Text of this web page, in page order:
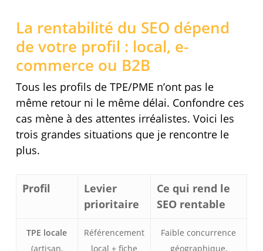
La rentabilité du SEO dépend
de votre profil : local, e-
commerce ou B2B
Tous les profils de TPE/PME n’ont pas le
même retour ni le même délai. Confondre ces
cas mène à des attentes irréalistes. Voici les
trois grandes situations que je rencontre le
plus.
Profil
Levier
prioritaire
Ce qui rend le
SEO rentable
TPE locale
(artisan,
Référencement
local + fiche
Faible concurrence
géographique,